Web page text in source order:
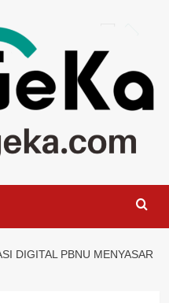
DIGITAL PBNU MENYASAR